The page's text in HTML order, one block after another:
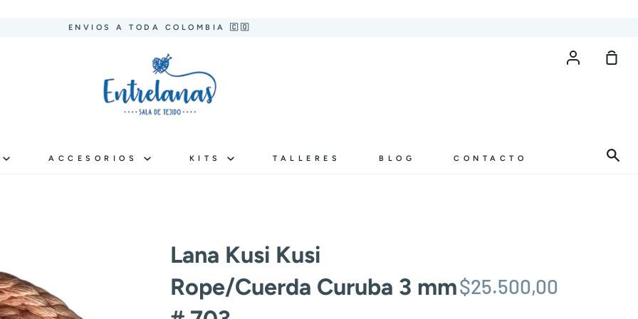
ENVIOS A TODA COLOMBIA 🇨🇴
Cuenta
ACCESORIOS KITS TALLERES BLOG CONTACTO
Lana Kusi Kusi
Rope/Cuerda Curuba 3 mm$25.500,00